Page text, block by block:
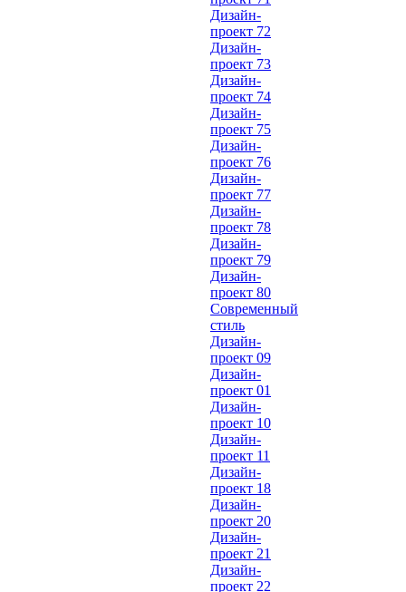
Дизайн-
проект 72
Дизайн-
проект 73
Дизайн-
проект 74
Дизайн-
проект 75
Дизайн-
проект 76
Дизайн-
проект 77
Дизайн-
проект 78
Дизайн-
проект 79
Дизайн-
проект 80
Современный
стиль
Дизайн-
проект 09
Дизайн-
проект 01
Дизайн-
проект 10
Дизайн-
проект 11
Дизайн-
проект 18
Дизайн-
проект 20
Дизайн-
проект 21
Дизайн-
проект 22